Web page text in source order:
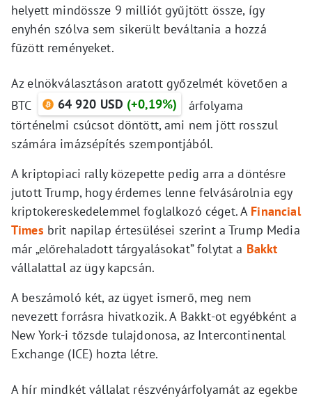
helyett mindössze 9 milliót gyűjtött össze, így
enyhén szólva sem sikerült beváltania a hozzá
fűzött reményeket.
Az elnökválasztáson aratott győzelmét követően a
BTC
64 920 USD (+0,19%)
árfolyama
történelmi csúcsot döntött, ami nem jött rosszul
számára imázsépítés szempontjából.
A kriptopiaci rally közepette pedig arra a döntésre
jutott Trump, hogy érdemes lenne felvásárolnia egy
kriptokereskedelemmel foglalkozó céget. A Financial
Times brit napilap értesülései szerint a Trump Media
már „előrehaladott tárgyalásokat” folytat a Bakkt
vállalattal az ügy kapcsán.
A beszámoló két, az ügyet ismerő, meg nem
nevezett forrásra hivatkozik. A Bakkt-ot egyébként a
New York-i tőzsde tulajdonosa, az Intercontinental
Exchange (ICE) hozta létre.
A hír mindkét vállalat részvényárfolyamát az egekbe